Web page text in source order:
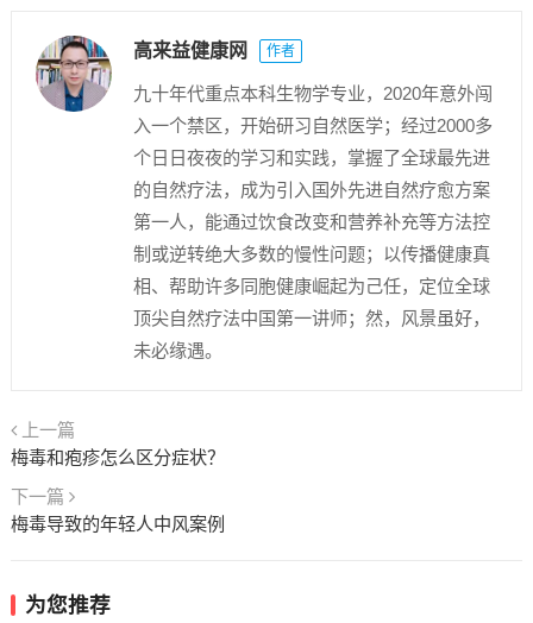
高来益健康网 作者
九十年代重点本科生物学专业，2020年意外闯
入一个禁区，开始研习自然医学；经过2000多
个日日夜夜的学习和实践，掌握了全球最先进
的自然疗法，成为引入国外先进自然疗愈方案
第一人，能通过饮食改变和营养补充等方法控
制或逆转绝大多数的慢性问题；以传播健康真
相、帮助许多同胞健康崛起为己任，定位全球
顶尖自然疗法中国第一讲师；然，风景虽好，
未必缘遇。
上一篇
梅毒和疱疹怎么区分症状？
下一篇
梅毒导致的年轻人中风案例
为您推荐